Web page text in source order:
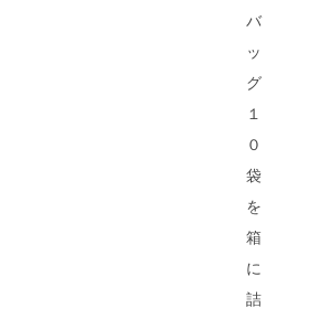
バ
ッ
グ
１
０
袋
を
箱
に
詰